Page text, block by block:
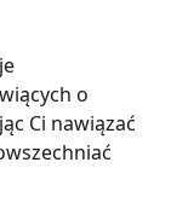
o
Ci nawiązać